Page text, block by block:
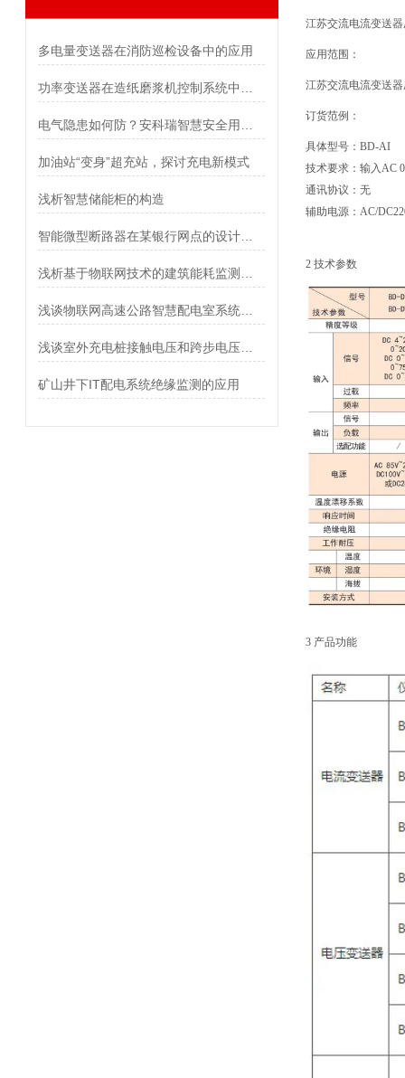
多电量变送器在消防巡检设备中的应用
加油站“变身”超充站，探讨充电新模式
浅析智慧储能柜的构造
矿山井下IT配电系统绝缘监测的应用
江苏交流电流变送器
应用范围：
江苏交流电流变送器
订货范例：
具体型号：BD-AI
技术要求：输入AC
通讯协议：无
辅助电源：AC/
2 技术参数
3 产品功能